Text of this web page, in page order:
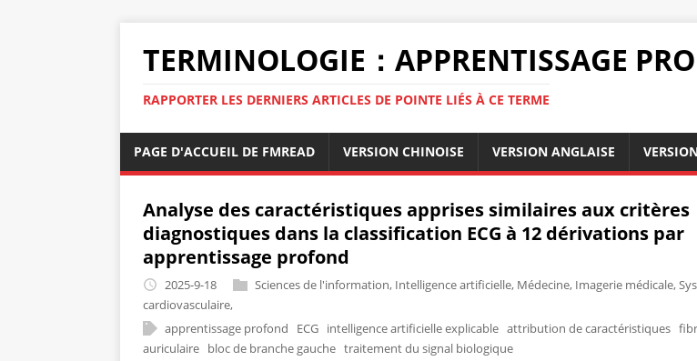
TERMINOLOGIE：APPRENTISSAGE
RAPPORTER LES DERNIERS ARTICLES DE POINTE LIÉS À CE TERME
PAGE D'ACCUEIL DE FMREAD VERSION CHINOISE VERSION ANGLAISE
Analyse des caractéristiques apprises similaires aux critères
diagnostiques dans la classification ECG à 12 dérivations par
apprentissage profond
2025-9-18 Sciences de l'information, Intelligence artificielle, Médecine, Imagerie médicale,
cardiovasculaire,
apprentissage profond
ECG intelligence artificielle explicable attribution de caractéristiques
auriculaire bloc de branche gauche traitement du signal biologique